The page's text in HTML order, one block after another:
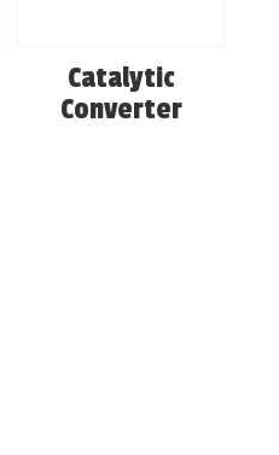
Catalytic
Converter